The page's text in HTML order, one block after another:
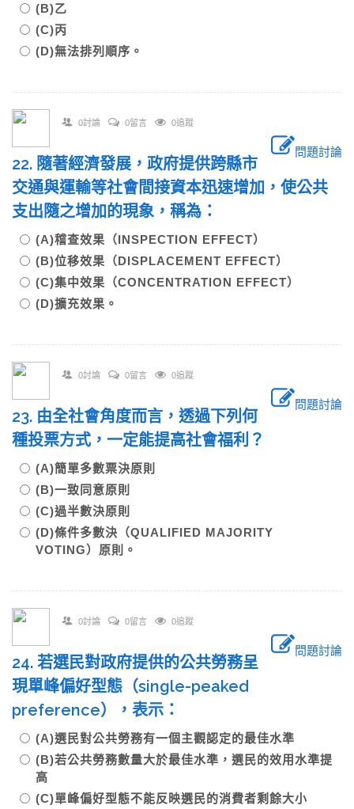
(B)乙
(C)丙
(D)無法排列順序。
0討論 0留言 0追蹤
問題討論
22. 隨著經濟發展，政府提供跨縣市
交通與運輸等社會間接資本迅速增加，使公共
支出隨之增加的現象，稱為：
(A)稽查效果（INSPECTION EFFECT）
(B)位移效果（DISPLACEMENT EFFECT）
(C)集中效果（CONCENTRATION EFFECT）
(D)擴充效果。
0討論 0留言 0追蹤
問題討論
23. 由全社會角度而言，透過下列何
種投票方式，一定能提高社會福利？
(A)簡單多數票決原則
(B)一致同意原則
(C)過半數決原則
(D)條件多數決（QUALIFIED MAJORITY
VOTING）原則。
0討論 0留言 0追蹤
問題討論
24. 若選民對政府提供的公共勞務呈
現單峰偏好型態（single-peaked
preference），表示：
(A)選民對公共勞務有一個主觀認定的最佳水準
(B)若公共勞務數量大於最佳水準，選民的效用水準提
高
(C)單峰偏好型態不能反映選民的消費者剩餘大小